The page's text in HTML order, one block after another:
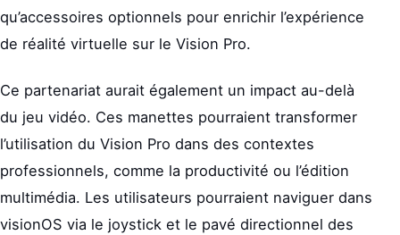
qu’accessoires optionnels pour enrichir l’expérience
de réalité virtuelle sur le Vision Pro.
Ce partenariat aurait également un impact au-delà
du jeu vidéo. Ces manettes pourraient transformer
l’utilisation du Vision Pro dans des contextes
professionnels, comme la productivité ou l’édition
multimédia. Les utilisateurs pourraient naviguer dans
visionOS via le joystick et le pavé directionnel des